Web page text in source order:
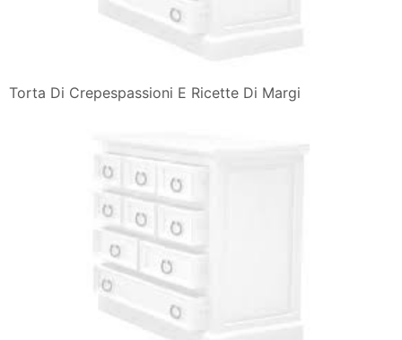
Torta Di Crepespassioni E Ricette Di Margi